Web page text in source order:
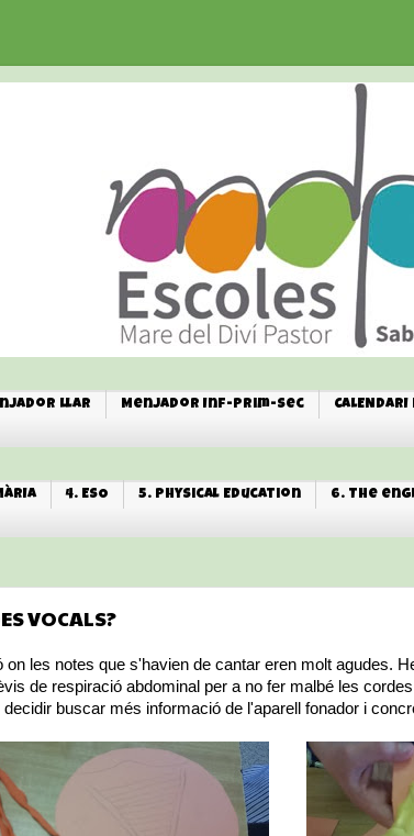
Llar Menjador Inf-Prim-Sec CALENDARI
4. ESO 5. Physical Education 6. The
VOCALS?
les notes que s'havien de cantar eren molt agudes.
de respiració abdominal per a no fer malbé les
buscar més informació de l'aparell fonador i